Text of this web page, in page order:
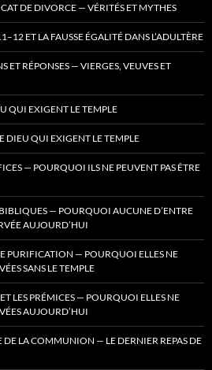
DE DIVORCE — VÉRITÉS ET MYTHES
ET LA FAUSSE ÉGALITÉ DANS L’ADULTÈRE
ET RÉPONSES — VIERGES, VEUVES ET
QUI EXIGENT LE TEMPLE
DIEU QUI EXIGENT LE TEMPLE
— POURQUOI ILS NE PEUVENT PAS ÊTRE
BIBLIQUES — POURQUOI AUCUNE D’ENTRE
AUJOURD’HUI
PURIFICATION — POURQUOI ELLES NE
SANS LE TEMPLE
LES PRÉMICES — POURQUOI ELLES NE
AUJOURD’HUI
DE LA COMMUNION — LE DERNIER REPAS DE